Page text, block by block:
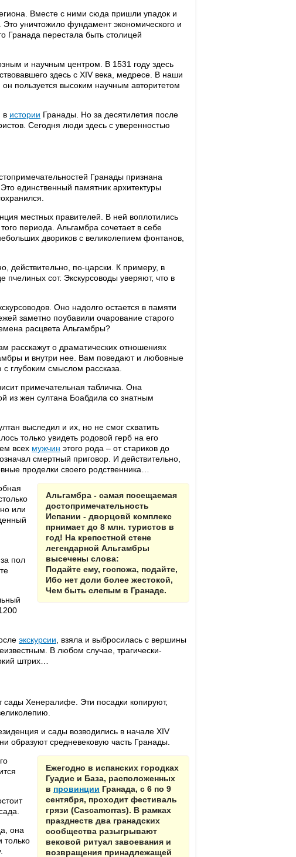
Вместе с ними сюда пришли упадок и
уничтожило фундамент экономического и
Гранада перестала быть столицей
и научным центром. В 1531 году здесь
здесь с ХIV века, медресе. В наши
пользуется высоким научным авторитетом
в истории Гранады. Но за десятилетия после
Сегодня люди здесь с уверенностью
Гранады признана
единственный памятник архитектуры
местных правителей. В ней воплотились
периода. Альгамбра сочетает в себе
двориков с великолепием фонтанов,
действительно, по-царски. К примеру, в
пчелиных сот. Экскурсоводы уверяют, что в
Оно надолго остается в памяти
заметно поубавили очарование старого
расцвета Альгамбры?
расскажут о драматических отношениях
и внутри нее. Вам поведают и любовные
глубоким смыслом рассказа.
примечательная табличка. Она
из жен султана Боабдила со знатным
выследил и их, но не смог схватить
только увидеть родовой герб на его
всех мужчин этого рода – от стариков до
смертный приговор. И действительно,
проделки своего родственника…
Альгамбра - самая посещаемая
достопримечательность
Испании - дворцовй комплекс
прнимает до 8 млн. туристов в
год! На крепостной стене
легендарной Альгамбры
высечены слова:
Подайте ему, госпожа, подайте,
Ибо нет доли более жестокой,
Чем быть слепым в Гранаде.
или
пол
экскурсии , взяла и выбросилась с вершины
В любом случае, трагически-
штрих…
Хенералифе. Эти посадки копируют,
и сады возводились в начале ХIV
образуют средневековую часть Гранады.
Ежегодно в испанских городках
Гуадис и База, расположенных
в провинции Гранада, с 6 по 9
сентября, проходит фестиваль
грязи (Cascamorras). В рамках
празднеств два гранадских
сообщества разыгрывают
вековой ритуал завоевания и
возвращения принадлежащей
она
только